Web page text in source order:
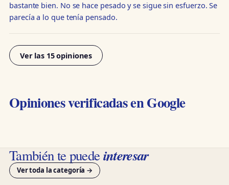
bastante bien. No se hace pesado y se sigue sin esfuerzo. Se
parecía a lo que tenía pensado.
Ver las 15 opiniones
Opiniones verificadas en Google
También te puedeinteresar
Ver toda la categoría →